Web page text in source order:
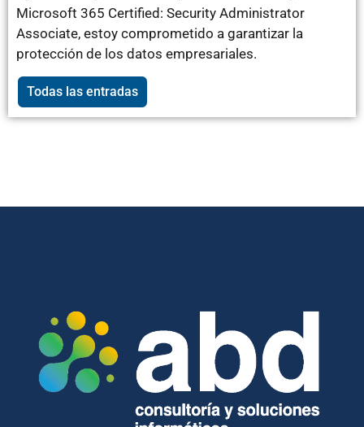
Microsoft 365 Certified: Security Administrator
Associate, estoy comprometido a garantizar la
protección de los datos empresariales.
Todas las entradas